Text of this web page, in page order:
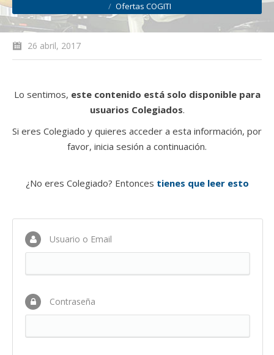
Ofertas COGITI
26 abril, 2017
Lo sentimos, este contenido está solo disponible para
usuarios Colegiados.
Si eres Colegiado y quieres acceder a esta información, por
favor, inicia sesión a continuación.
¿No eres Colegiado? Entonces tienes que leer esto
Usuario o Email
Contraseña